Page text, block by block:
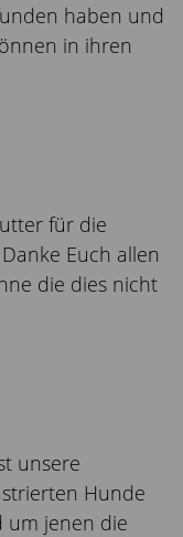
haben und
in ihren
für die
Euch allen
die dies nicht
unsere
Hunde
um jenen die